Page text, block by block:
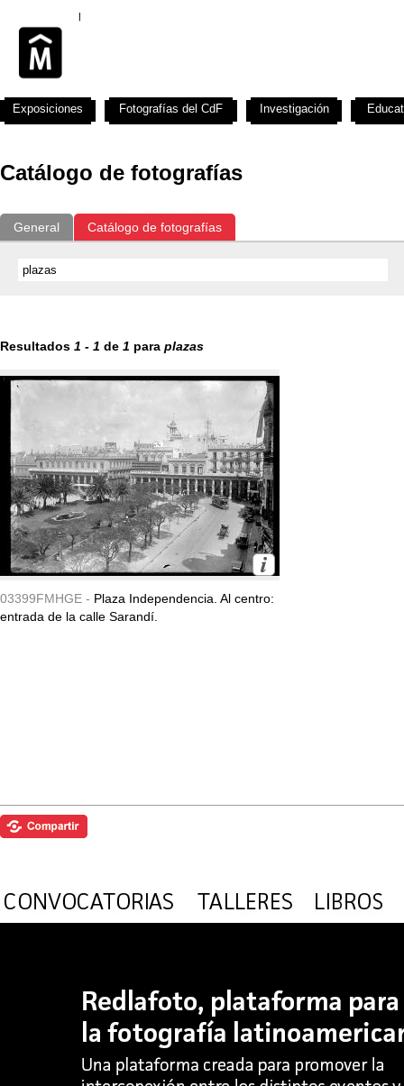
Catálogo de fotografías
General Catálogo de fotografías
Resultados 1 - 1 de 1 para plazas
03399FMHGE - Plaza Independencia. Al centro:
entrada de la calle Sarandí.
Exposiciones Fotografías del CdF Investigación